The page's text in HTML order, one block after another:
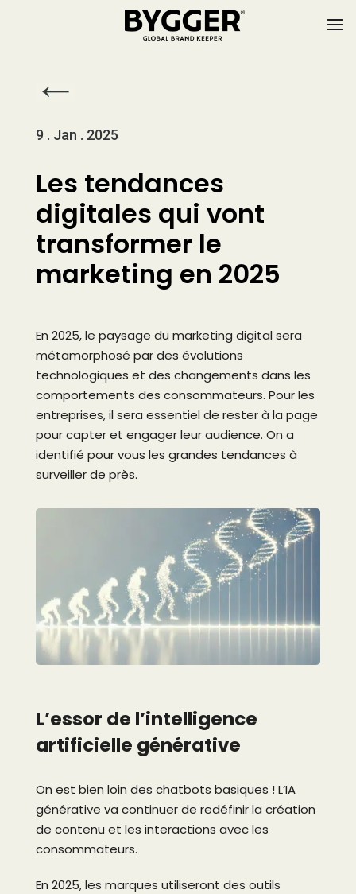
9 . Jan . 2025
Les tendances
digitales qui vont
transformer le
marketing en 2025
En 2025, le paysage du marketing digital sera
métamorphosé par des évolutions
technologiques et des changements dans les
comportements des consommateurs. Pour les
entreprises, il sera essentiel de rester à la page
pour capter et engager leur audience. On a
identifié pour vous les grandes tendances à
surveiller de près.
L’essor de l’intelligence
artificielle générative
On est bien loin des chatbots basiques ! L’IA
générative va continuer de redéfinir la création
de contenu et les interactions avec les
consommateurs.
En 2025, les marques utiliseront des outils